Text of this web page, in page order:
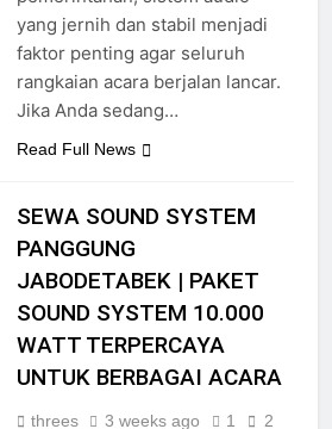
pemerintahan, sistem audio
yang jernih dan stabil menjadi
faktor penting agar seluruh
rangkaian acara berjalan lancar.
Jika Anda sedang…
SEWA SOUND SYSTEM
PANGGUNG
JABODETABEK | PAKET
SOUND SYSTEM 10.000
WATT TERPERCAYA